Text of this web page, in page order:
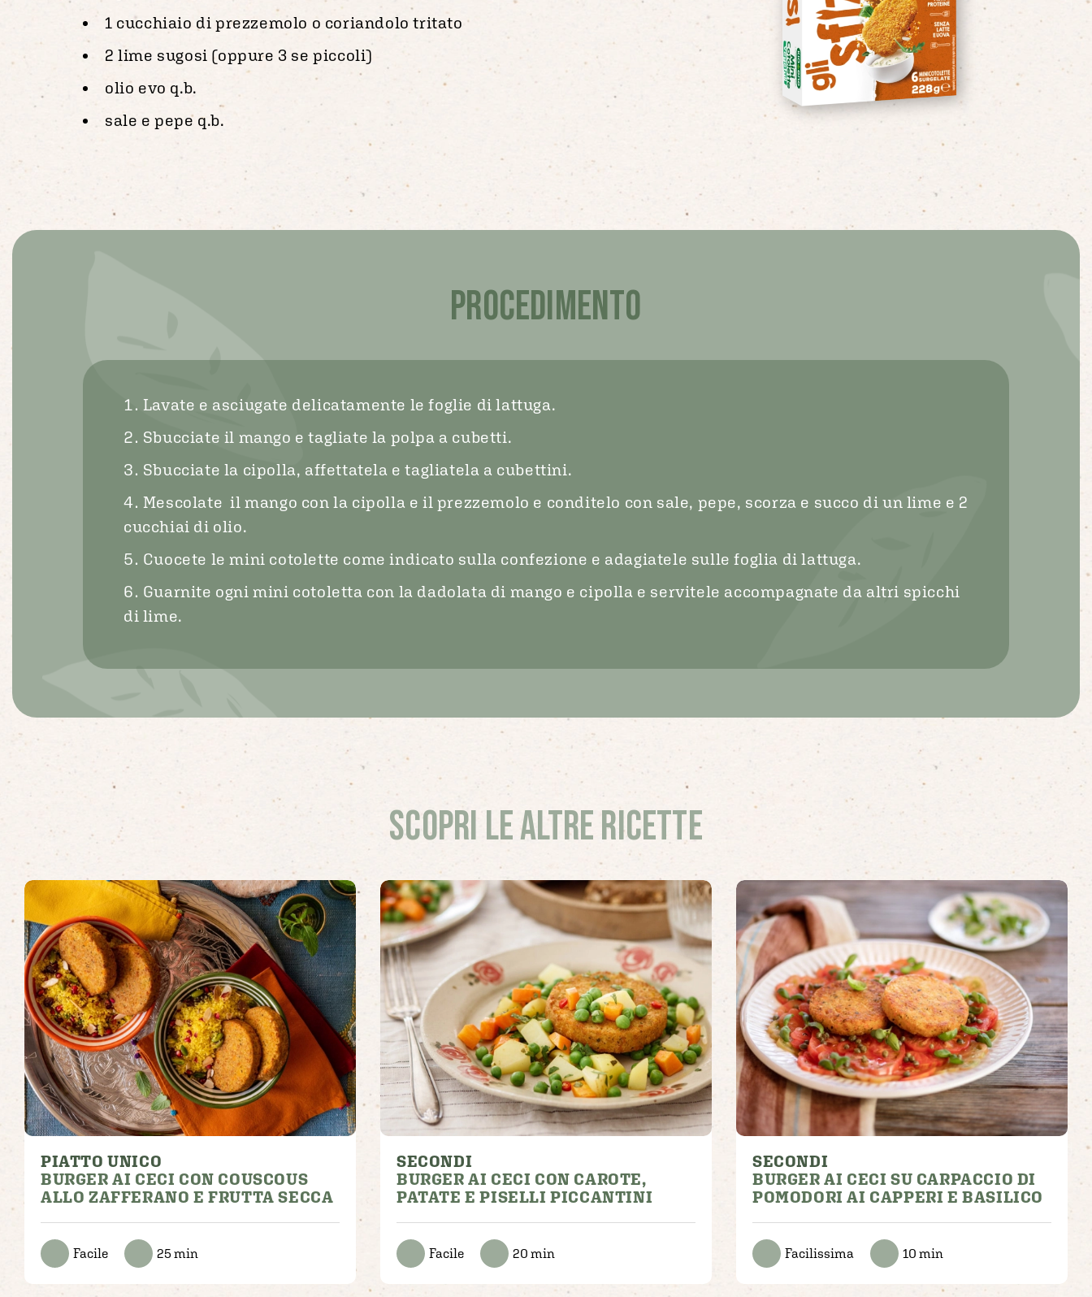
1 cucchiaio di prezzemolo o coriandolo tritato
2 lime sugosi (oppure 3 se piccoli)
olio evo q.b.
sale e pepe q.b.
PROCEDIMENTO
Lavate e asciugate delicatamente le foglie di lattuga.
Sbucciate il mango e tagliate la polpa a cubetti.
Sbucciate la cipolla, affettatela e tagliatela a cubettini.
Mescolate il mango con la cipolla e il prezzemolo e conditelo con sale, pepe, scorza e succo di un lime e 2
cucchiai di olio.
Cuocete le mini cotolette come indicato sulla confezione e adagiatele sulle foglia di lattuga.
Guarnite ogni mini cotoletta con la dadolata di mango e cipolla e servitele accompagnate da altri spicchi
di lime.
Scopri le altre ricette
PIATTO UNICO
BURGER AI CECI CON COUSCOUS
ALLO ZAFFERANO E FRUTTA SECCA
Facile 25 min
SECONDI
BURGER AI CECI CON CAROTE,
PATATE E PISELLI PICCANTINI
Facile 20 min
SECONDI
BURGER AI CECI SU CARPACCIO DI
POMODORI AI CAPPERI E BASILICO
Facilissima 10 min